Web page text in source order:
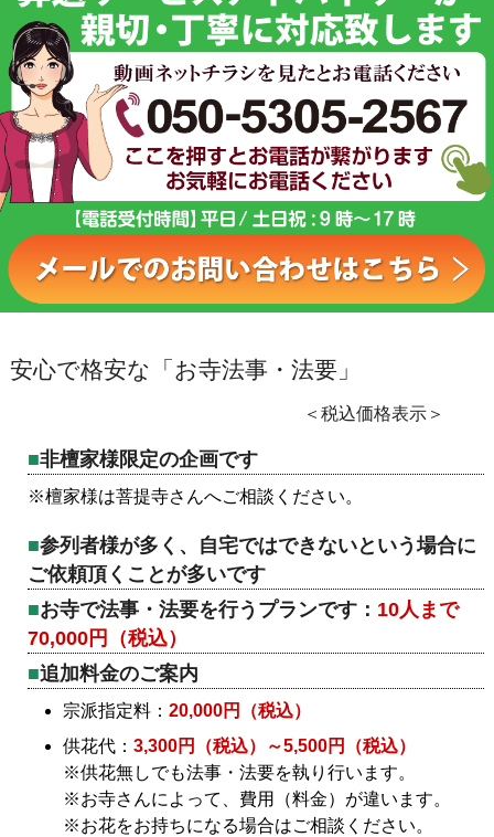
安心で格安な「お寺法事・法要」
＜税込価格表示＞
非檀家様限定の企画です
※檀家様は菩提寺さんへご相談ください。
参列者様が多く、自宅ではできないという場合に
ご依頼頂くことが多いです
お寺で法事・法要を行うプランです： 10人まで
70,000円（税込）
追加料金のご案内
宗派指定料： 20,000円（税込）
供花代： 3,300円（税込）～5,500円（税込）
※供花無しでも法事・法要を執り行います。
※お寺さんによって、費用（料金）が違います。
※お花をお持ちになる場合はご相談ください。